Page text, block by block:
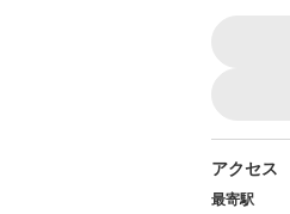
アクセス
最寄駅